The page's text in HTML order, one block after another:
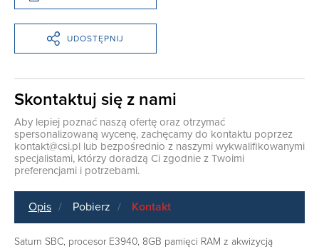
UDOSTĘPNIJ
Skontaktuj się z nami
Aby lepiej poznać naszą ofertę oraz otrzymać
spersonalizowaną wycenę, zachęcamy do kontaktu poprzez
kontakt@csi.pl lub bezpośrednio z naszymi wykwalifikowanymi
specjalistami, którzy doradzą Ci zgodnie z Twoimi
preferencjami i potrzebami.
Opis Pobierz Kontakt
Saturn SBC, procesor E3940, 8GB pamięci RAM z akwizycją